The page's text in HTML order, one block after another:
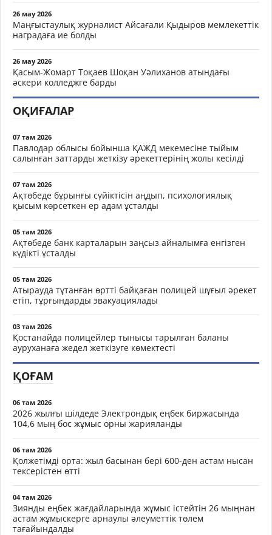
26 мау 2026
Маңғыстаулық журналист Айсағали Қыдыров мемлекеттік
наградаға ие болды
26 мау 2026
Қасым-Жомарт Тоқаев Шоқан Уәлиханов атындағы
әскери колледжге барды
ОҚИҒАЛАР
07 там 2026
Павлодар облысы бойынша ҚАЖД мекемесіне тыйым
салынған заттарды жеткізу әрекеттерінің жолы кесілді
07 там 2026
Ақтөбеде бұрынғы сүйіктісін аңдып, психологиялық
қысым көрсеткен ер адам ұсталды
05 там 2026
Ақтөбеде банк карталарын заңсыз айналымға енгізген
күдікті ұсталды
05 там 2026
Атырауда тұтанған өртті байқаған полицей шұғыл әрекет
етіп, тұрғындарды эвакуациялады
03 там 2026
Қостанайда полицейлер тынысы тарылған баланы
ауруханаға жедел жеткізуге көмектесті
ҚОҒАМ
06 там 2026
2026 жылғы шілдеде Электрондық еңбек биржасында
104,6 мың бос жұмыс орны жарияланды
06 там 2026
Қолжетімді орта: жыл басынан бері 600-ден астам нысан
тексерістен өтті
04 там 2026
Зиянды еңбек жағдайларында жұмыс істейтін 26 мыңнан
астам жұмыскерге арнаулы әлеуметтік төлем
тағайындалды